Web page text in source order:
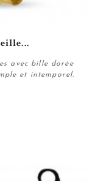
avec bille dorée
et intemporel.